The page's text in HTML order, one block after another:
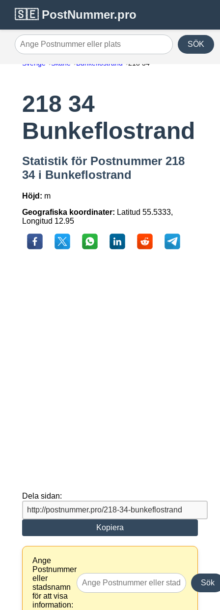
🇸🇪 PostNummer.pro
Ange Postnummer eller plats SÖK
Sverige Skåne Bunkeflostrand 218 34
218 34
Bunkeflostrand
Statistik för Postnummer 218
34 i Bunkeflostrand
Höjd: m
Geografiska koordinater: Latitud 55.5333,
Longitud 12.95
Dela sidan:
Kopiera
Ange
Postnummer
eller
stadsnamn
för att visa
information:
Sök